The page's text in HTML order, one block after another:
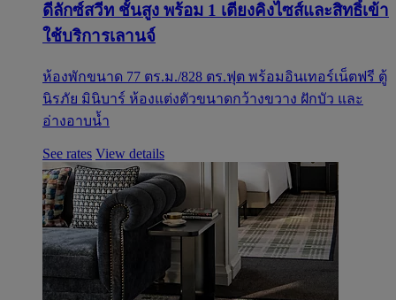
ดีลักซ์สวีท ชั้นสูง พร้อม 1 เตียงคิงไซส์และสิทธิ์เข้า
ใช้บริการเลานจ์
ห้องพักขนาด 77 ตร.ม./828 ตร.ฟุต พร้อมอินเทอร์เน็ตฟรี ตู้
นิรภัย มินิบาร์ ห้องแต่งตัวขนาดกว้างขวาง ฝักบัว และ
อ่างอาบน้ำ
See rates View details